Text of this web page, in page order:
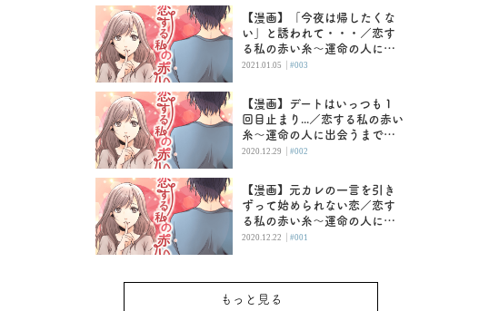
【漫画】「今夜は帰したくな
い」と誘われて・・・／恋す
る私の赤い糸〜運命の人に出
会うまで〜 （３）
2021.01.05 | #003
【漫画】デートはいっつも１
回目止まり...／恋する私の赤い
糸〜運命の人に出会うまで〜
（２）
2020.12.29 | #002
【漫画】元カレの一言を引き
ずって始められない恋／恋す
る私の赤い糸〜運命の人に出
会うまで〜
2020.12.22 | #001
もっと見る